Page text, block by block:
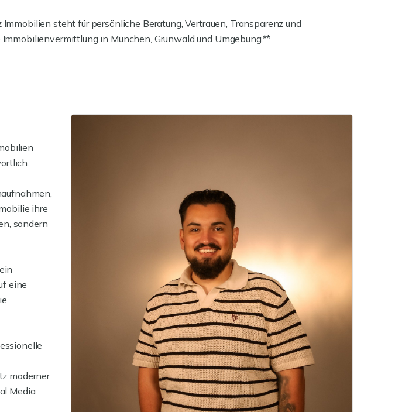
Immobilien steht für persönliche Beratung, Vertrauen, Transparenz und
in München, Grünwald und Umgebung.**
ihre
sondern
eine
moderner
Media